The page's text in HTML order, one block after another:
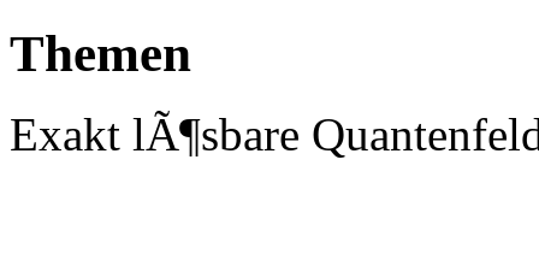
Themen
Exakt lÃ¶sbare